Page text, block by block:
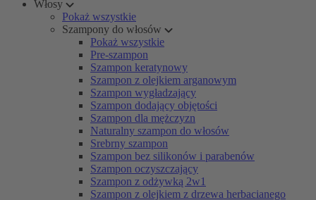
Włosy
Pokaż wszystkie
Szampony do włosów
Pokaż wszystkie
Pre-szampon
Szampon keratynowy
Szampon z olejkiem arganowym
Szampon wygładzający
Szampon dodający objętości
Szampon dla mężczyzn
Naturalny szampon do włosów
Srebrny szampon
Szampon bez silikonów i parabenów
Szampon oczyszczający
Szampon z odżywką 2w1
Szampon z olejkiem z drzewa herbacianego